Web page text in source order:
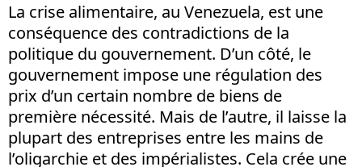
La crise alimentaire, au Venezuela, est une
conséquence des contradictions de la
politique du gouvernement. D’un côté, le
gouvernement impose une régulation des
prix d’un certain nombre de biens de
première nécessité. Mais de l’autre, il laisse la
plupart des entreprises entre les mains de
l’oligarchie et des impérialistes. Cela crée une